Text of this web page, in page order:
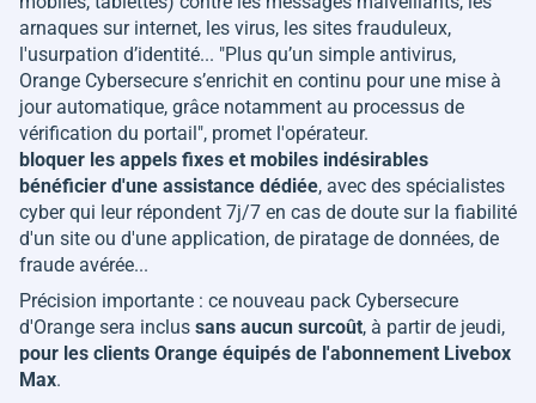
arnaques sur internet, les virus, les sites frauduleux,
l'usurpation d’identité... "Plus qu’un simple antivirus,
Orange Cybersecure s’enrichit en continu pour une mise à
jour automatique, grâce notamment au processus de
vérification du portail", promet l'opérateur.
bloquer les appels fixes et mobiles indésirables
bénéficier d'une assistance dédiée, avec des spécialistes
cyber qui leur répondent 7j/7 en cas de doute sur la fiabilité
d'un site ou d'une application, de piratage de données, de
fraude avérée...
Précision importante : ce nouveau pack Cybersecure
d'Orange sera inclus sans aucun surcoût, à partir de jeudi,
pour les clients Orange équipés de l'abonnement Livebox
Max.